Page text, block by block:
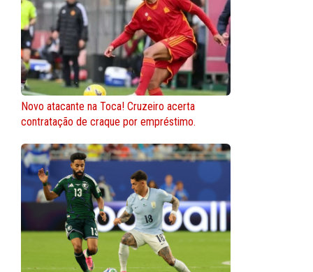
Novo atacante na Toca! Cruzeiro acerta
contratação de craque por empréstimo.